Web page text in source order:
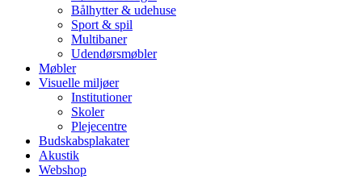
Bålhytter & udehuse
Sport & spil
Multibaner
Udendørsmøbler
Møbler
Visuelle miljøer
Institutioner
Skoler
Plejecentre
Budskabsplakater
Akustik
Webshop